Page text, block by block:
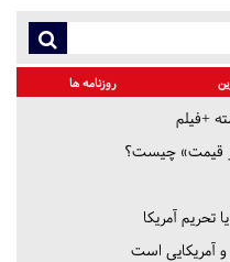
روزنامه ها
هر قیمت» چیست؟
تحریم‌ آمریکا
و آمریکایی است